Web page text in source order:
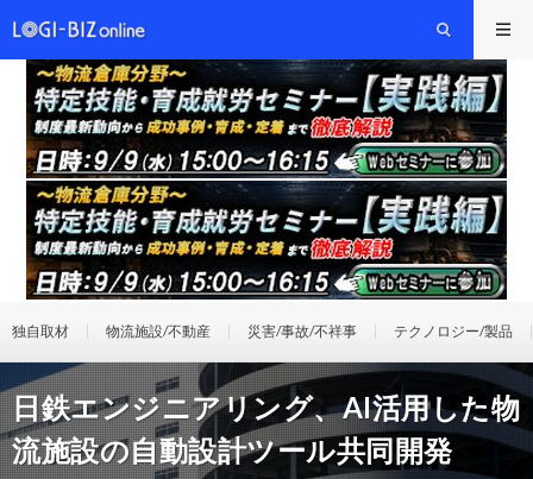
独自取材 物流施設/不動産 災害/事故/不祥事 テクノロジー/製品
日鉄エンジニアリング、AI活用した物
流施設の自動設計ツール共同開発